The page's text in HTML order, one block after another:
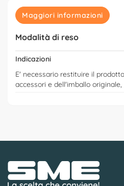
Maggiori informazioni
Modalità di reso
Indicazioni
E' necessario restituire il
accessori e dell'imballo